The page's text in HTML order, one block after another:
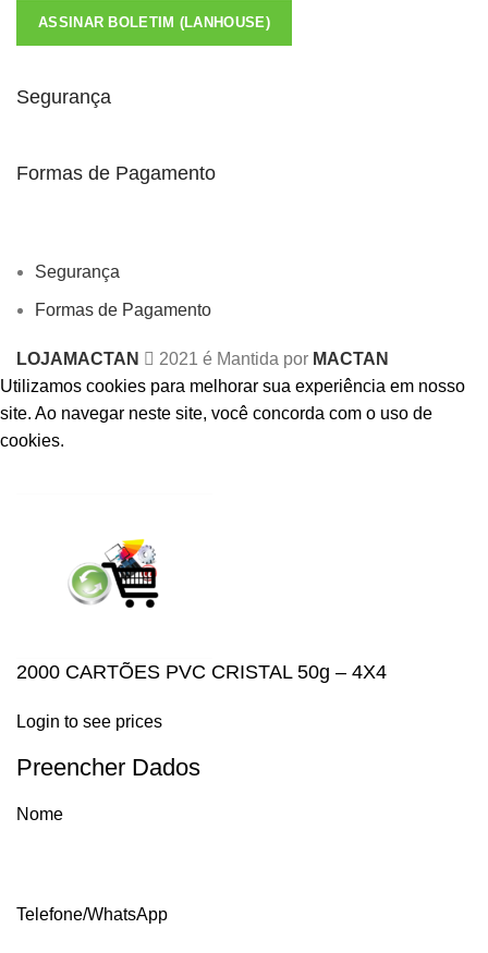
ASSINAR BOLETIM (LANHOUSE)
Segurança
Formas de Pagamento
Segurança
Formas de Pagamento
LOJAMACTAN 2021 é Mantida por MACTAN
Utilizamos cookies para melhorar sua experiência em nosso
site. Ao navegar neste site, você concorda com o uso de
cookies.
2000 CARTÕES PVC CRISTAL 50g – 4X4
Login to see prices
Preencher Dados
Nome
Telefone/WhatsApp